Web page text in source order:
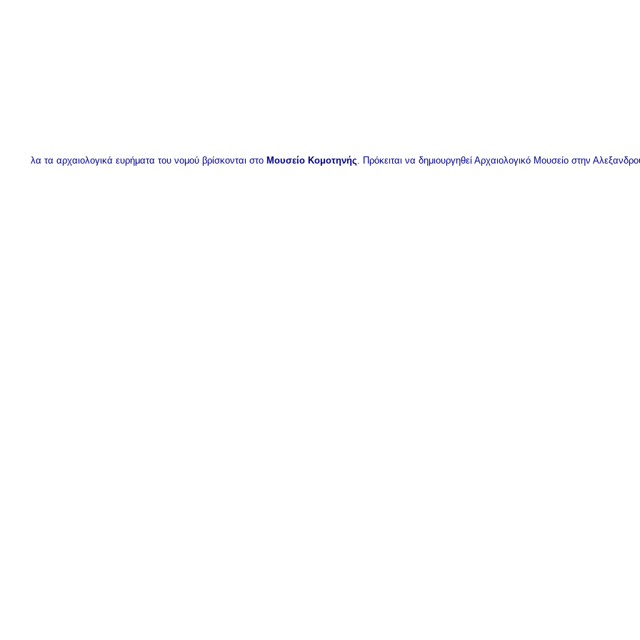
λα τα αρχαιολογικά ευρήματα του νομού βρίσκονται στο Μουσείο Κομοτηνής. Πρόκειται να δημιουργηθεί Αρχαιολογικό Μουσείο στην